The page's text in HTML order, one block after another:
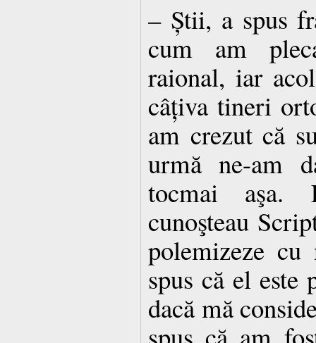
– Știi, a spus
cum am
raional, iar
câțiva tineri
am crezut că
urmă ne-am
tocmai aşa.
cunoşteau
polemizeze
spus că el este
dacă mă
spus că am